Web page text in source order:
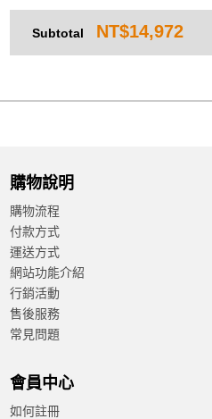
Subtotal NT$14,972
購物說明
購物流程
付款方式
運送方式
網站功能介紹
行銷活動
售後服務
常見問題
會員中心
如何註冊